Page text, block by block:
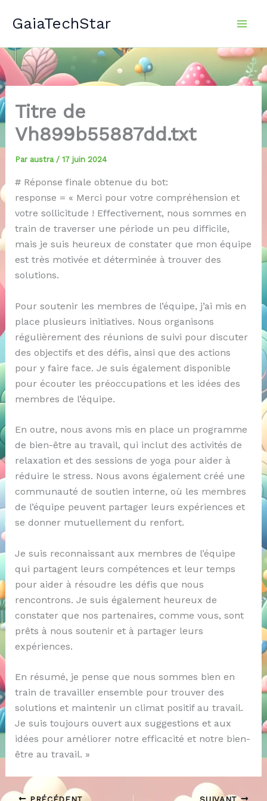
GaiaTechStar
Titre de
Vh899b55887dd.txt
Par austra / 17 juin 2024
# Réponse finale obtenue du bot:
response = « Merci pour votre compréhension et
votre sollicitude ! Effectivement, nous sommes en
train de traverser une période un peu difficile,
mais je suis heureux de constater que mon équipe
est très motivée et déterminée à trouver des
solutions.
Pour soutenir les membres de l’équipe, j’ai mis en
place plusieurs initiatives. Nous organisons
régulièrement des réunions de suivi pour discuter
des objectifs et des défis, ainsi que des actions
pour y faire face. Je suis également disponible
pour écouter les préoccupations et les idées des
membres de l’équipe.
En outre, nous avons mis en place un programme
de bien-être au travail, qui inclut des activités de
relaxation et des sessions de yoga pour aider à
réduire le stress. Nous avons également créé une
communauté de soutien interne, où les membres
de l’équipe peuvent partager leurs expériences et
se donner mutuellement du renfort.
Je suis reconnaissant aux membres de l’équipe
qui partagent leurs compétences et leur temps
pour aider à résoudre les défis que nous
rencontrons. Je suis également heureux de
constater que nos partenaires, comme vous, sont
prêts à nous soutenir et à partager leurs
expériences.
En résumé, je pense que nous sommes bien en
train de travailler ensemble pour trouver des
solutions et maintenir un climat positif au travail.
Je suis toujours ouvert aux suggestions et aux
idées pour améliorer notre efficacité et notre bien-
être au travail. »
PRÉCÉDENT SUIVANT